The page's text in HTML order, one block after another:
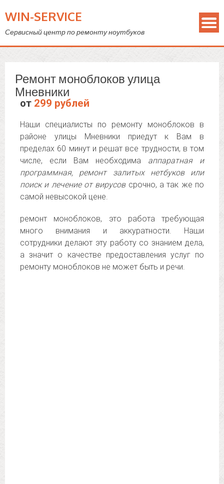
WIN-SERVICE
Сервисный центр по ремонту ноутбуков
Ремонт моноблоков улица
Мневники
от 299 рублей
Наши специалисты по ремонту моноблоков в
районе улицы Мневники приедут к Вам в
пределах 60 минут и решат все трудности, в том
числе, если Вам необходима аппаратная и
программная, ремонт залитых нетбуков или
поиск и лечение от вирусовсрочно, а так же по
самой невысокой цене.
ремонт моноблоков, это работа требующая
много внимания и аккуратности. Наши
сотрудники делают эту работу со знанием дела,
а значит о качестве предоставления услуг по
ремонту моноблоков не может быть и речи.